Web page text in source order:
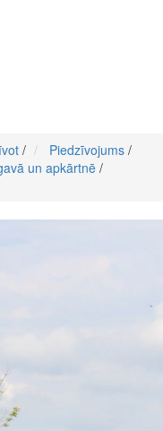
/ Piedzīvojums /
un apkārtnē /